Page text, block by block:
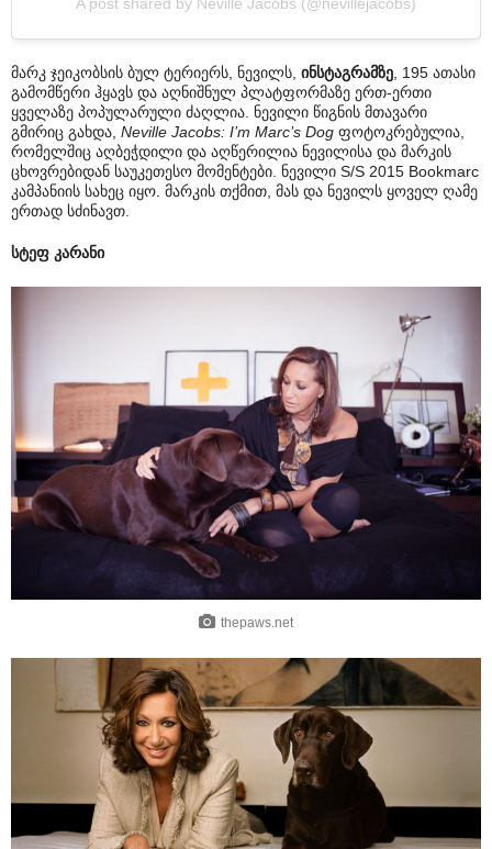
მარკ ჯეიკობსის ბულ ტერიერს, ნევილს, ინსტაგრამზე , 195 ათასი
გამომწერი ჰყავს და აღნიშნულ პლატფორმაზე ერთ-ერთი
ყველაზე პოპულარული ძაღლია. ნევილი წიგნის მთავარი
გმირიც გახდა, Neville Jacobs: I’m Marc’s Dog ფოტოკრებულია,
რომელშიც აღბეჭდილი და აღწერილია ნევილისა და მარკის
ცხოვრებიდან საუკეთესო მომენტები. ნევილი S/S 2015 Bookmarc
კამპანიის სახეც იყო. მარკის თქმით, მას და ნევილს ყოველ ღამე
ერთად სძინავთ.
სტეფ კარანი
thepaws.net